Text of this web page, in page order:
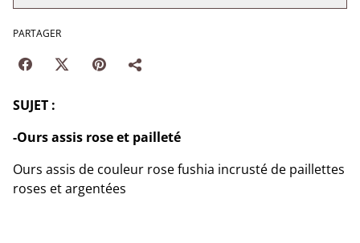
PARTAGER
SUJET :
-Ours assis rose et pailleté
Ours assis de couleur rose fushia incrusté de paillettes
roses et argentées